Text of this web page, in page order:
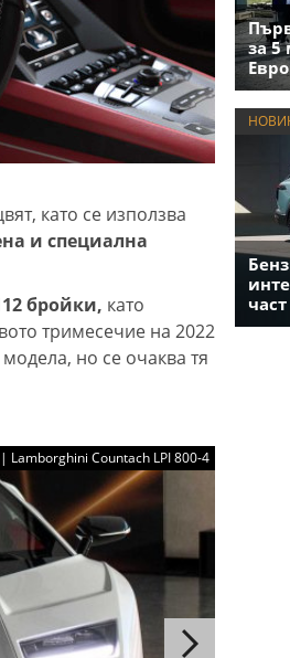
като се използва
и специална
бройки, като
тримесечие на 2022
но се очаква тя
Lamborghini Countach LPI 800-4
за 5
част